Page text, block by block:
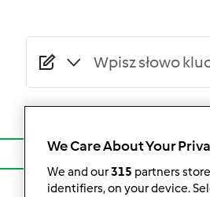
Najnowsze wyniki
We Care About Your
We and our315 partners
identifiers, on your device.